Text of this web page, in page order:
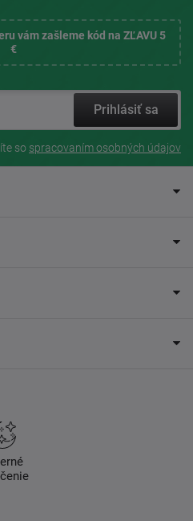
vám zašleme kód na ZĽAVU 5
€
Prihlásiť sa
so spracovaním osobných údajov